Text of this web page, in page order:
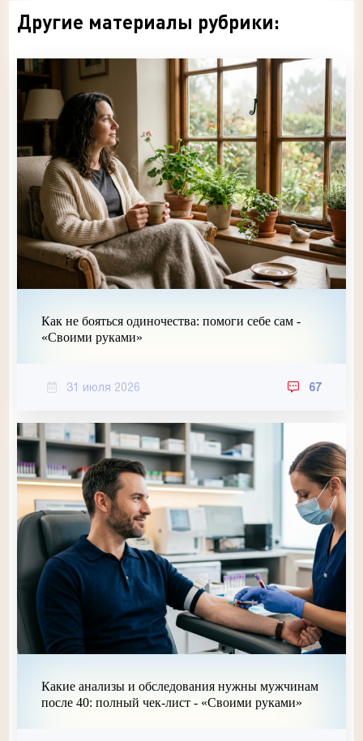
Другие материалы рубрики:
Как не бояться одиночества: помоги себе сам -
«Своими руками»
31 июля 2026 67
Какие анализы и обследования нужны мужчинам
после 40: полный чек-лист - «Своими руками»